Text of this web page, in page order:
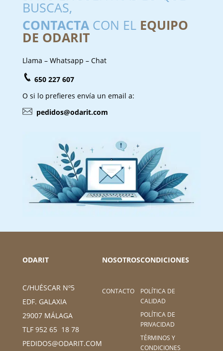
BUSCAS,
CONTACTACON EL EQUIPO
DE ODARIT
Llama – Whatsapp – Chat
650 227 607
O si lo prefieres envía un email a:
pedidos@odarit.com
ODARIT
C/HUÉSCAR Nº5
EDF. GALAXIA
29007 MÁLAGA
TLF 952 65 18 78
PEDIDOS@ODARIT.COM
NOSOTROS
CONTACTO
CONDICIONES
POLÍTICA DE
CALIDAD
POLÍTICA DE
PRIVACIDAD
TÉRMINOS Y
CONDICIONES